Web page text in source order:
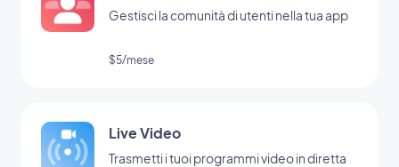
Gestisci la comunità di utenti nella tua app
$5/mese
Live Video
Trasmetti i tuoi programmi video in diretta